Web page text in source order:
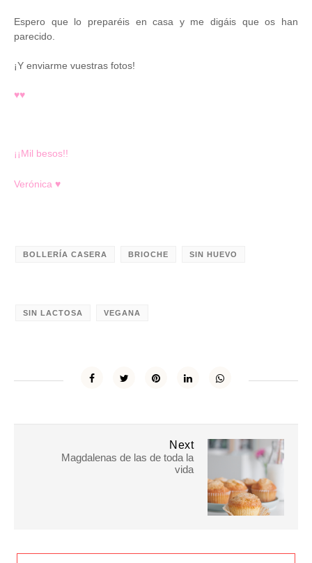
Espero que lo preparéis en casa y me digáis que os han
parecido.
¡Y enviarme vuestras fotos!
♥♥
¡¡Mil besos!!
Verónica ♥
BOLLERÍA CASERA BRIOCHE SIN HUEVO
SIN LACTOSA VEGANA
Next
Magdalenas de las de toda la
vida